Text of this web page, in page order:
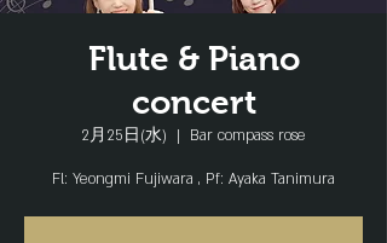
Flute & Piano
concert
2月25日(水)
  |
Bar compass rose
Fl: Yeongmi Fujiwara , Pf: Ayaka Tanimura